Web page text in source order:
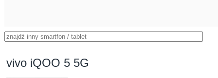
vivo iQOO 5 5G